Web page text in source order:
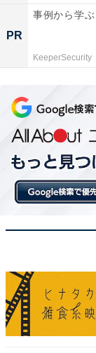
楽天トラベルで
気の宿やホテ
クーポンは、
さまざまな旅
合わせて、さ
す。賢く旅の
う。
PR
事例から学ぶ
KeeperSecurity